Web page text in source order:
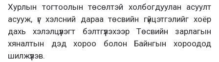
Хурлын тогтоолын төсөлтэй холбогдуулан асуулт
асууж, үг хэлсний дараа төсвийн гүйцэтгэлийг хоёр
дахь хэлэлцүүлэгт бэлтгүүлэхээр Төсвийн зарлагын
хяналтын дэд хороо болон Байнгын хороодод
шилжүүлэв.